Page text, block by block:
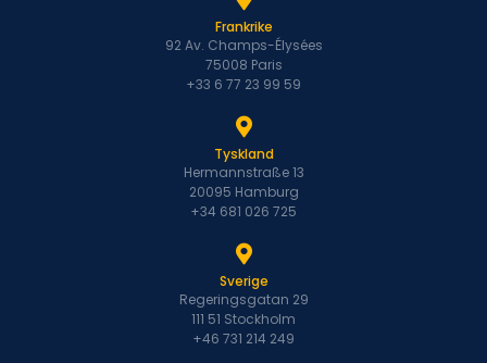
Frankrike
92 Av. Champs-Élysées
75008 Paris
+33 6 77 23 99 59
Tyskland
Hermannstraße 13
20095 Hamburg
+34 681 026 725
Sverige
Regeringsgatan 29
111 51 Stockholm
+46 731 214 249